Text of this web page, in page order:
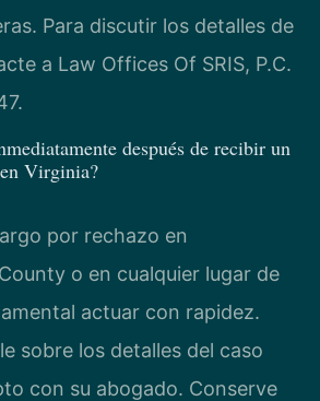
Para discutir los detalles de
a Law Offices Of SRIS, P.C.
después de recibir un
Virginia?
por rechazo en
o en cualquier lugar de
actuar con rapidez.
sobre los detalles del caso
con su abogado. Conserve